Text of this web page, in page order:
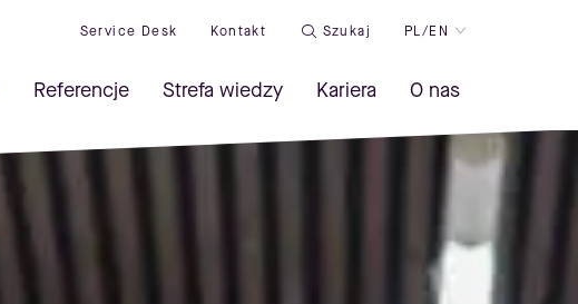
Service Desk Kontakt Szukaj PL/EN
Referencje Strefa wiedzy Kariera O nas